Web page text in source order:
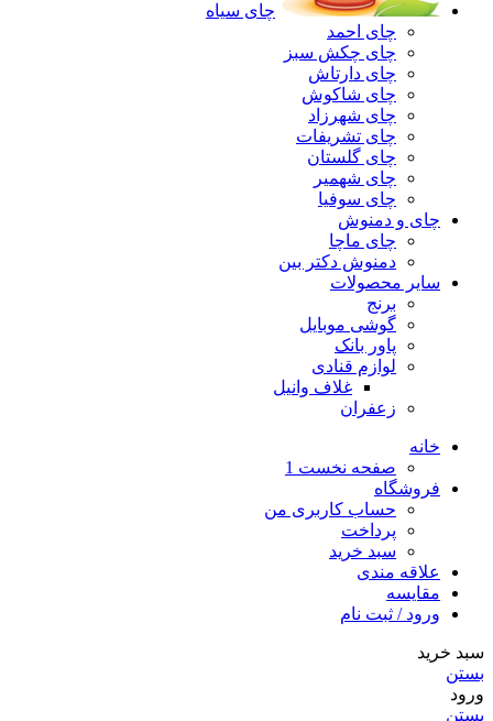
چای سیاه
چای احمد
چای چکش سبز
چای دارتاش
چای شاکوش
چای شهرزاد
چای تشریفات
چای گلستان
چای شهمیر
چای سوفیا
چای و دمنوش
چای ماچا
دمنوش دکتر بین
سایر محصولات
برنج
گوشی موبایل
پاور بانک
لوازم قنادی
غلاف وانیل
زعفران
خانه
صفحه نخست 1
فروشگاه
حساب کاربری من
پرداخت
سبد خرید
علاقه مندی
مقایسه
ورود / ثبت نام
سبد خرید
بستن
ورود
بستن